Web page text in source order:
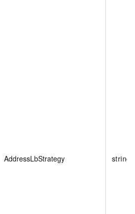
AddressLbStrategy string